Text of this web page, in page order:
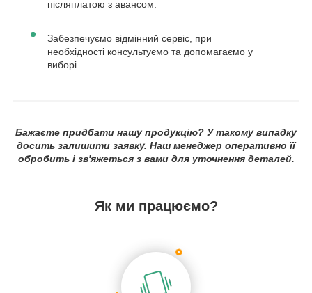
післяплатою з авансом.
Забезпечуємо відмінний сервіс, при
необхідності консультуємо та допомагаємо у
виборі.
Бажаєте придбати нашу продукцію? У такому випадку
досить залишити заявку. Наш менеджер оперативно її
обробить і зв'яжеться з вами для уточнення деталей.
Як ми працюємо?